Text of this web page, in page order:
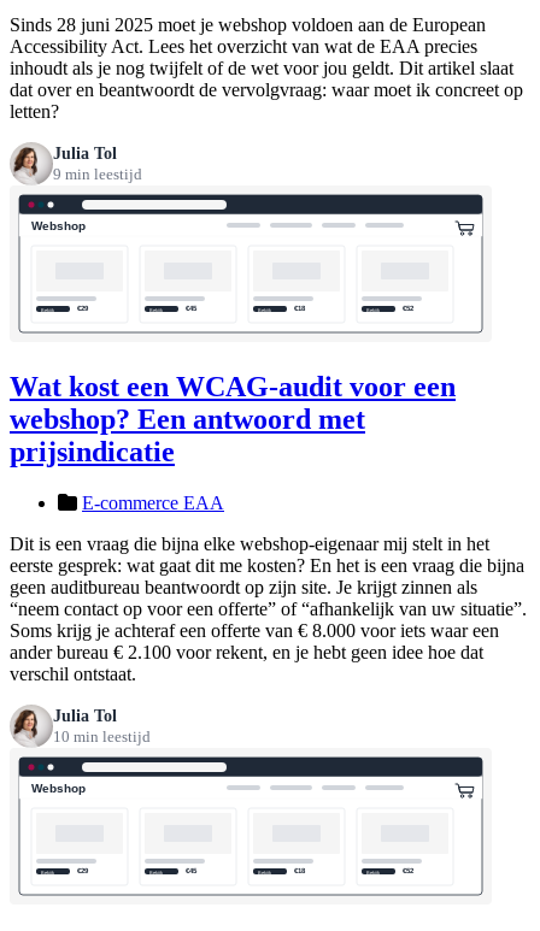
Sinds 28 juni 2025 moet je webshop voldoen aan de European
Accessibility Act. Lees het overzicht van wat de EAA precies
inhoudt als je nog twijfelt of de wet voor jou geldt. Dit artikel slaat
dat over en beantwoordt de vervolgvraag: waar moet ik concreet op
letten?
Julia Tol
9 min leestijd
Wat kost een WCAG-audit voor een
webshop? Een antwoord met
prijsindicatie
E-commerce EAA
Dit is een vraag die bijna elke webshop-eigenaar mij stelt in het
eerste gesprek: wat gaat dit me kosten? En het is een vraag die bijna
geen auditbureau beantwoordt op zijn site. Je krijgt zinnen als
“neem contact op voor een offerte” of “afhankelijk van uw situatie”.
Soms krijg je achteraf een offerte van € 8.000 voor iets waar een
ander bureau € 2.100 voor rekent, en je hebt geen idee hoe dat
verschil ontstaat.
Julia Tol
10 min leestijd